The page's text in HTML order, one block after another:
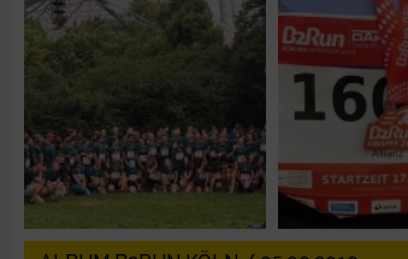
Analyse von Zielgruppen durch Statistiken
verschiedenen Quellen
Entwicklung und Verbesserung der Angebote
Verwendung reduzierter Daten zur Auswahl
IAB-Besonderheiten: